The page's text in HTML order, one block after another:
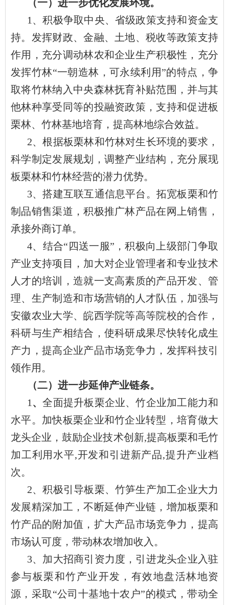
（一）进一步优化发展环境。
1、积极争取中央、省级政策支持和资金支
持。发挥财政、金融、土地、税收等政策支持
作用，充分调动林农和企业生产积极性，充分
发挥竹林“一朝造林，可永续利用”的特点，争
取将竹林纳入中央森林抚育补贴范围，并与其
他林种享受同等的投融资政策，支持和促进板
栗林、竹林基地培育，提高林地综合效益。
2、根据板栗林和竹林对生长环境的要求，
科学制定发展规划，调整产业结构，充分展现
板栗林和竹林经营的潜力优势。
3、搭建互联互通信息平台。拓宽板栗和竹
制品销售渠道，积极推广林产品在网上销售，
承接外商订单。
4、结合“四送一服”，积极向上级部门争取
产业支持项目，加大对企业管理者和专业技术
人才的培训，造就一支高素质的产品开发、管
理、生产制造和市场营销的人才队伍，加强与
安徽农业大学、皖西学院等高等院校的合作，
科研与生产相结合，使科研成果尽快转化成生
产力，提高企业产品市场竞争力，发挥科技引
领作用。
（二）进一步延伸产业链条。
1 、全面提升板栗企业、竹企业加工能力和
水平。加快板栗企业和竹企业转型，培育做大
龙头企业，鼓励企业技术创新,提高板栗和毛竹
加工利用水平,开发和引进新产品,提升产业档
次。
2、积极引导板栗、竹笋生产加工企业大力
发展精深加工，不断延伸产业链，增加板栗和
竹产品的附加值，扩大产品市场竞争力，提高
市场认可度，带动林农增加收入。
3、加大招商引资力度，引进龙头企业入驻
参与板栗和竹产业开发，有效地盘活林地资
源，采取“公司十基地十农户”的模式，带动全